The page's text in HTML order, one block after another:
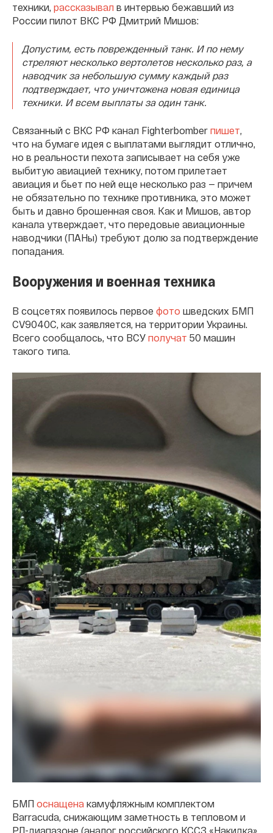
техники, рассказывал в интервью бежавший из
России пилот ВКС РФ Дмитрий Мишов:
Допустим, есть поврежденный танк. И по нему
стреляют несколько вертолетов несколько раз, а
наводчик за небольшую сумму каждый раз
подтверждает, что уничтожена новая единица
техники. И всем выплаты за один танк.
Связанный с ВКС РФ канал Fighterbomber пишет,
что на бумаге идея с выплатами выглядит отлично,
но в реальности пехота записывает на себя уже
выбитую авиацией технику, потом прилетает
авиация и бьет по ней еще несколько раз — причем
не обязательно по технике противника, это может
быть и давно брошенная своя. Как и Мишов, автор
канала утверждает, что передовые авиационные
наводчики (ПАНы) требуют долю за подтверждение
попадания.
Вооружения и военная техника
В соцсетях появилось первое фото шведских БМП
CV9040C, как заявляется, на территории Украины.
Всего сообщалось, что ВСУ получат 50 машин
такого типа.
БМП оснащена камуфляжным комплектом
Barracuda, снижающим заметность в тепловом и
РЛ-диапазоне (аналог российского КССЗ «Накидка»,